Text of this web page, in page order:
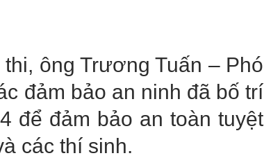
ông Trương Tuấn – Phó
đảm bảo an ninh đã bố trí
để đảm bảo an toàn tuyệt
các thí sinh.